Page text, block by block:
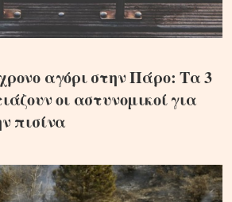
αγόρι στην Πάρο: Τα 3
οι αστυνομικοί για
πισίνα